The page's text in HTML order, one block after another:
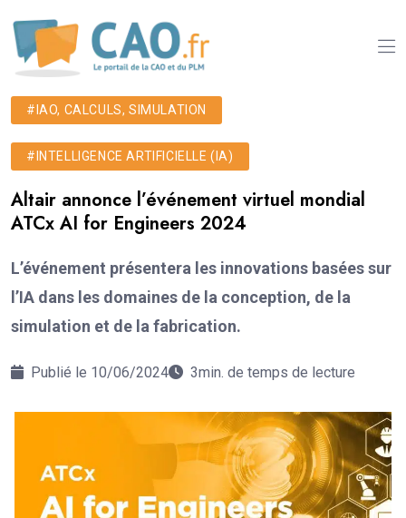
#IAO, CALCULS, SIMULATION
#INTELLIGENCE ARTIFICIELLE (IA)
Altair annonce l’événement virtuel mondial
ATCx AI for Engineers 2024
L’événement présentera les innovations basées sur
l’IA dans les domaines de la conception, de la
simulation et de la fabrication.
Publié le 10/06/2024 3min. de temps de lecture